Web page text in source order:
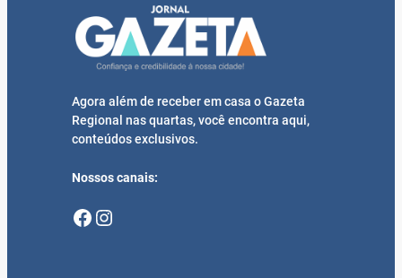
Agora além de receber em casa o Gazeta
Regional nas quartas, você encontra aqui,
conteúdos exclusivos.
Nossos canais:
Facebook Instagram